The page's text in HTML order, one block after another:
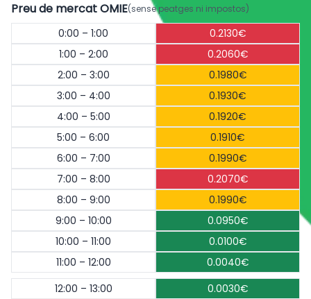
Preu de mercat OMIE(sense peatges ni impostos)
0:00 – 1:00
0.2130€
1:00 – 2:00
0.2060€
2:00 – 3:00
0.1980€
3:00 – 4:00
0.1930€
4:00 – 5:00
0.1920€
5:00 – 6:00
0.1910€
6:00 – 7:00
0.1990€
7:00 – 8:00
0.2070€
8:00 – 9:00
0.1990€
9:00 – 10:00
0.0950€
10:00 – 11:00
0.0100€
11:00 – 12:00
0.0040€
12:00 – 13:00
0.0030€